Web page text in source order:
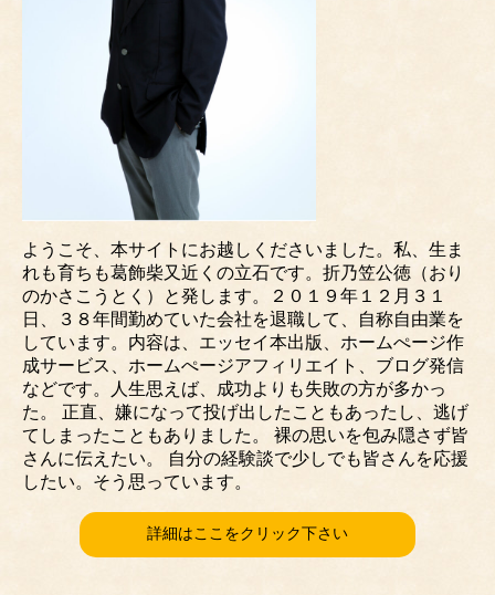
ようこそ、本サイトにお越しくださいました。私、生ま
れも育ちも葛飾柴又近くの立石です。折乃笠公徳（おり
のかさこうとく）と発します。２０１９年１２月３１
日、３８年間勤めていた会社を退職して、自称自由業を
しています。内容は、エッセイ本出版、ホームぺージ作
成サービス、ホームぺージアフィリエイト、ブログ発信
などです。人生思えば、成功よりも失敗の方が多かっ
た。 正直、嫌になって投げ出したこともあったし、逃げ
てしまったこともありました。 裸の思いを包み隠さず皆
さんに伝えたい。 自分の経験談で少しでも皆さんを応援
したい。そう思っています。
詳細はここをクリック下さい